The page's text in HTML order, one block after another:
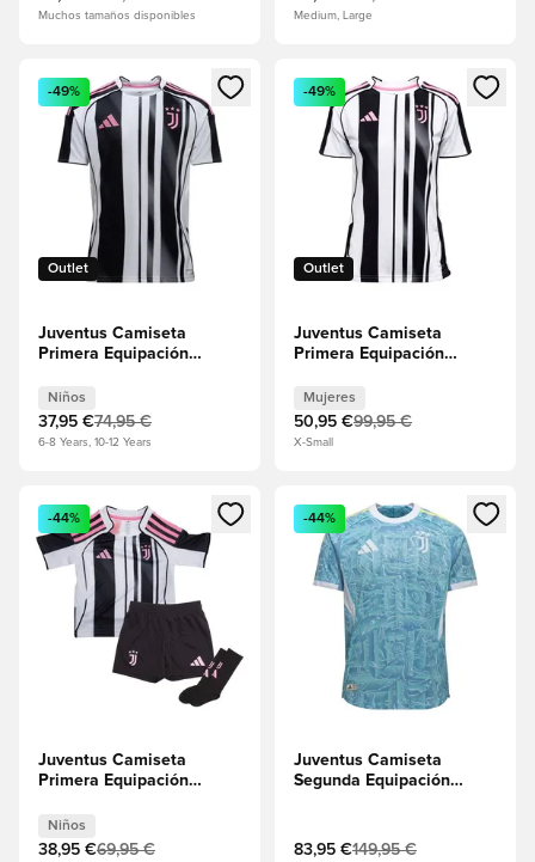
Muchos tamaños disponibles Medium, Large
Abre un modal para iniciar sesión o registrarse como
Outlet
-49%
Juventus Camiseta
Primera Equipación
Niños
37,95 €74,95 €
6-8 Years, 10-12 Years
Abre un modal para iniciar
Outlet
-49%
Juventus Camiseta
Primera Equipación
Mujeres
50,95 €99,95 €
X-Small
Abre un modal para iniciar sesión o registrarse como
-44%
Juventus Camiseta
Primera Equipación
Niños
38,95 €69,95 €
Abre un modal para iniciar
-44%
Juventus Camiseta
Segunda Equipación
83,95 €149,95 €